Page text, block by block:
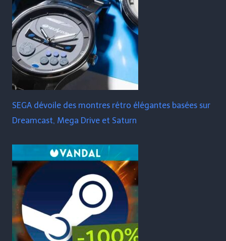
SEGA dévoile des montres rétro élégantes basées sur
Dreamcast, Mega Drive et Saturn